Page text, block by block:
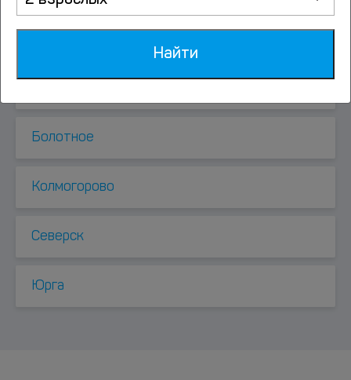
Курорты рядом
Болотное
Колмогорово
Северск
Юрга
Найти